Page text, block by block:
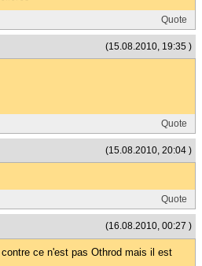
Quote
(15.08.2010, 19:35 )
Quote
(15.08.2010, 20:04 )
Quote
(16.08.2010, 00:27 )
ce n'est pas Othrod mais il est